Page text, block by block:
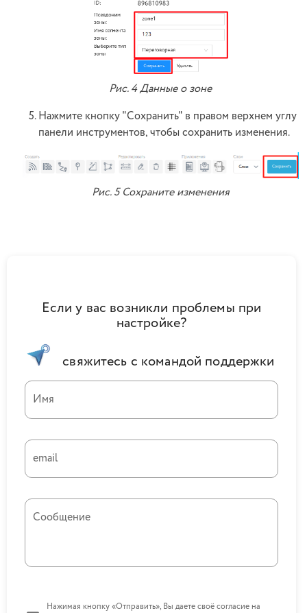
Рис. 4 Данные о зоне
Нажмите кнопку "Сохранить" в правом верхнем углу
панели инструментов, чтобы сохранить изменения.
Рис. 5 Сохраните изменения
Если у вас возникли проблемы при
настройке?
свяжитесь с командой поддержки
Имя
email
Сообщение
Нажимая кнопку «Отправить», Вы даете своё согласие на